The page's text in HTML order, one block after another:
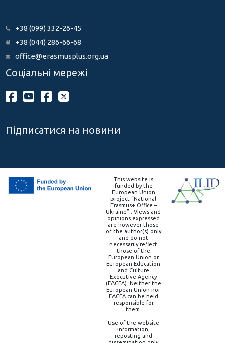
+38 (099) 332-26-45
+38 (044) 286-66-68
office@erasmusplus.org.ua
Соціальні мережі
Підписатися на новини
This website is
funded by the
European Union
project “National
Erasmus+ Office –
Ukraine” . Views and
opinions expressed
are however those
of the author(s) only
and do not
necessarily reflect
those of the
European Union or
European Education
and Culture
Executive Agency
(EACEA). Neither the
European Union nor
EACEA can be held
responsible for
them.
Use of the website
information,
reposting and